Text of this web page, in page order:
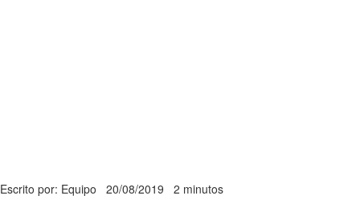
Escrito por: Equipo 20/08/2019 2 minutos